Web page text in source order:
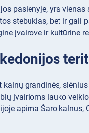
pasienyje, yra
stebuklas, bet ir gali
įvairove ir kultūrine
grandinės,
įvairioms lauko
apima Šaro kalnus,